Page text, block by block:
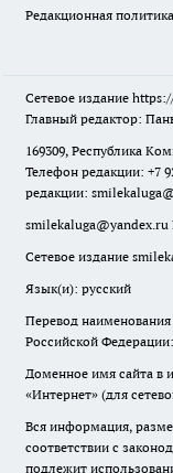
Редакционная политика
Сетевое издание
Главный редактор:
169309, Республика
Телефон редакции: +7
редакции:
smilekaluga@yandex.ru
Сетевое издание
Язык(и): русский
Перевод наименования
Российской
Доменное имя сайта в
«Интернет» (для
Вся информация,
соответствии с
подлежит